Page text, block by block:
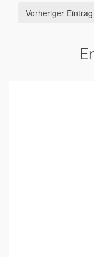
Vorheriger Eintrag